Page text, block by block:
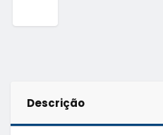
Descrição